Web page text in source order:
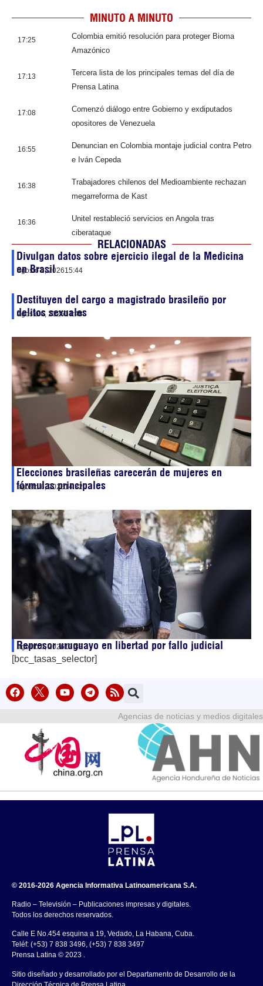
MINUTO A MINUTO
17:25
Colombia emitió resolución para proteger Bioma
Amazónico
17:13
Tercera lista de los principales temas del día de
Prensa Latina
17:08
Comenzó diálogo entre Gobierno y exdiputados
opositores de Venezuela
16:55
Denuncian en Colombia montaje judicial contra Petro
e Iván Cepeda
16:38
Trabajadores chilenos del Medioambiente rechazan
megarreforma de Kast
16:36
Unitel restableció servicios en Angola tras
ciberataque
RELACIONADAS
Divulgan datos sobre ejercicio ilegal de la Medicina
en Brasil
agosto 6, 202615:44
Destituyen del cargo a magistrado brasileño por
delitos sexuales
agosto 6, 202614:48
Elecciones brasileñas carecerán de mujeres en
fórmulas principales
agosto 6, 202614:32
Represor uruguayo en libertad por fallo judicial
agosto 6, 202613:33
[bcc_tasas_selector]
Agencias de noticias y medios digitales
© 2016-2026 Agencia Informativa Latinoamericana S.A.
Radio – Televisión – Publicaciones impresas y digitales.
Todos los derechos reservados.
Calle E No.454 esquina a 19, Vedado, La Habana, Cuba.
Teléf: (+53) 7 838 3496, (+53) 7 838 3497
Prensa Latina © 2023 .
Sitio diseñado y desarrollado por el Departamento de Desarrollo de la